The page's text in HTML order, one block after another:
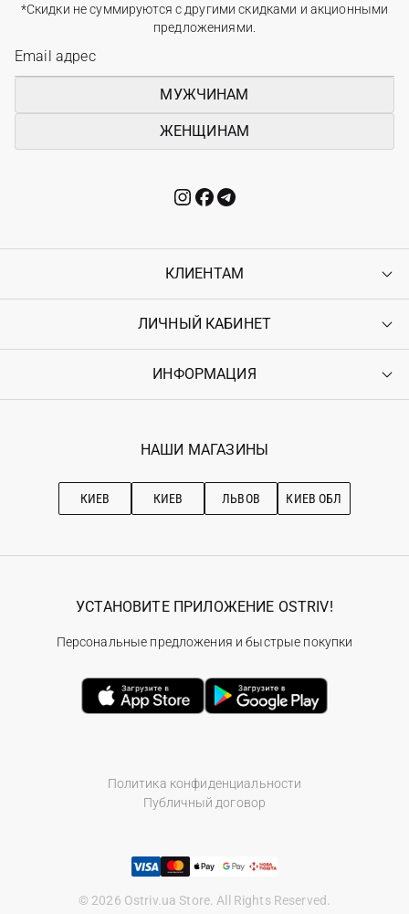
*Скидки не суммируются с другими скидками и акционными
предложениями.
МУЖЧИНАМ
ЖЕНЩИНАМ
КЛИЕНТАМ
Контакты
Возврат
Гарантия
ЛИЧНЫЙ КАБИНЕТ
Войти
Ostriv Club+
ИНФОРМАЦИЯ
Наши магазини
Рекомендации по уходу
НАШИ МАГАЗИНЫ
КИЕВ КИЕВ ЛЬВОВ КИЕВ ОБЛ
Политика конфиденциальности
Публичный договор
© 2026 Ostriv.ua Store. All Rights Reserved.
УСТАНОВИТЕ ПРИЛОЖЕНИЕ OSTRIV!
Персональные предложения и быстрые покупки